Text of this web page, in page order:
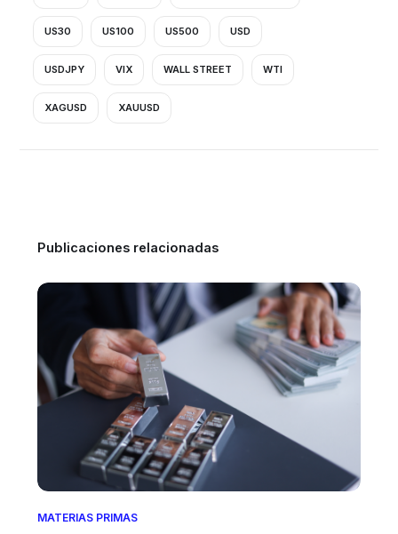
US30 US100 US500 USD
USDJPY VIX WALL STREET WTI
XAGUSD XAUUSD
Publicaciones relacionadas
MATERIAS PRIMAS